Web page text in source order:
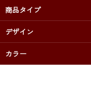
商品タイプ
デザイン
カラー